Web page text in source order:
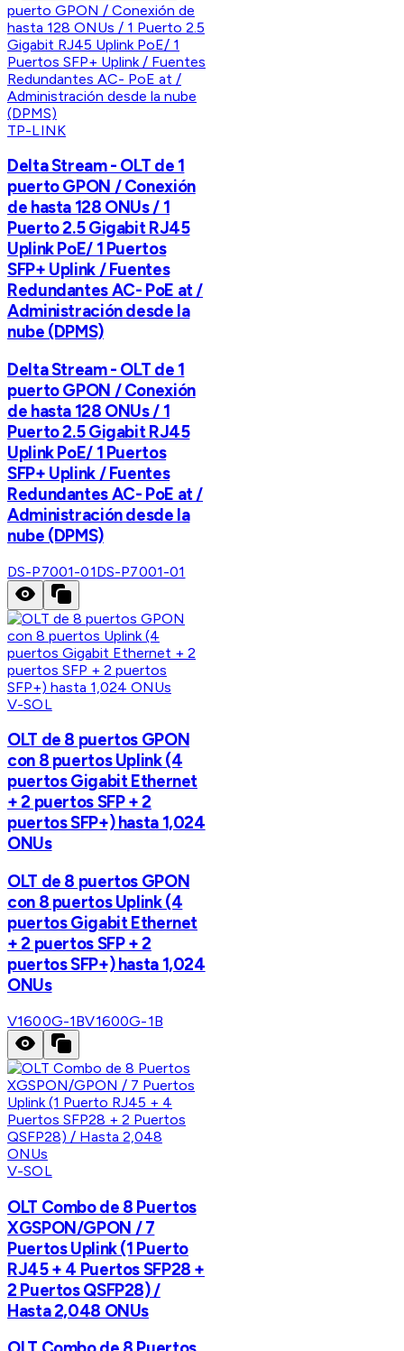
TP-LINK
Delta Stream - OLT de 1
puerto GPON / Conexión
de hasta 128 ONUs / 1
Puerto 2.5 Gigabit RJ45
Uplink PoE/ 1 Puertos
SFP+ Uplink / Fuentes
Redundantes AC- PoE at /
Administración desde la
nube (DPMS)
Delta Stream - OLT de 1
puerto GPON / Conexión
de hasta 128 ONUs / 1
Puerto 2.5 Gigabit RJ45
Uplink PoE/ 1 Puertos
SFP+ Uplink / Fuentes
Redundantes AC- PoE at /
Administración desde la
nube (DPMS)
DS-P7001-01DS-P7001-01
V-SOL
OLT de 8 puertos GPON
con 8 puertos Uplink (4
puertos Gigabit Ethernet
+ 2 puertos SFP + 2
puertos SFP+) hasta 1,024
ONUs
OLT de 8 puertos GPON
con 8 puertos Uplink (4
puertos Gigabit Ethernet
+ 2 puertos SFP + 2
puertos SFP+) hasta 1,024
ONUs
V1600G-1BV1600G-1B
V-SOL
OLT Combo de 8 Puertos
XGSPON/GPON / 7
Puertos Uplink (1 Puerto
RJ45 + 4 Puertos SFP28 +
2 Puertos QSFP28) /
Hasta 2,048 ONUs